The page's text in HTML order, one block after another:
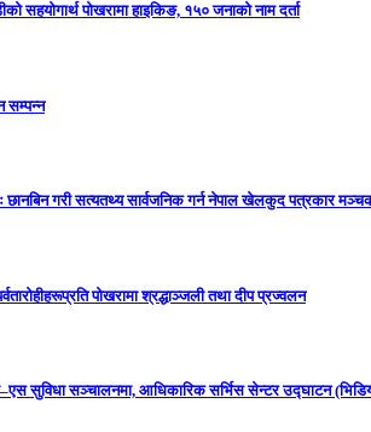
सहयोगार्थ पोखरामा हाइकिङ, १५० जनाको नाम दर्ता
सम्पन्न
छानबिन गरी सत्यतथ्य सार्वजनिक गर्न नेपाल खेलकुद पत्रकार
पोखरामा श्रद्धाञ्जली तथा दीप प्रज्वलन
सुविधा सञ्चालनमा, आधिकारिक सर्भिस सेन्टर उद्घाटन